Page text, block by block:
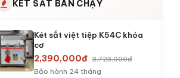
KÉT SẮT BÁN CHẠY
Két sắt việt tiệp K54C khóa
cơ
2,390,000đ 3,723,000đ
Bảo hành 24 tháng